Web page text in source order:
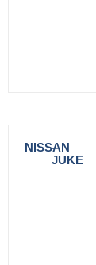
NISSAN
-
JUKE